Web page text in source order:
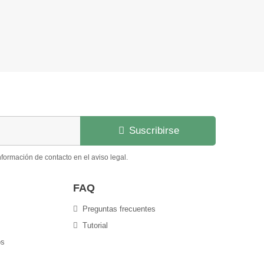
Suscribirse
de contacto en el aviso legal.
FAQ
Preguntas frecuentes
Tutorial